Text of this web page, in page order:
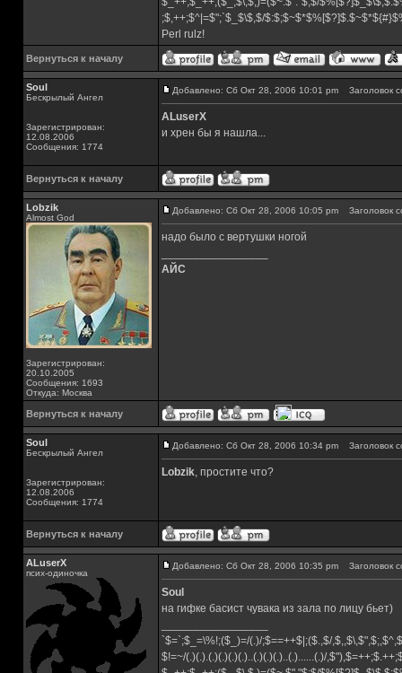
;$,++;$^|=$";`$_$\$,$/
Perl rulz!
Вернуться к началу
Soul
Бескрылый Ангел
Зарегистрирован:
12.08.2006
Сообщения: 1774
Добавлено: Сб Окт 28, 2006 10:01 pm Заголовок
ALuserX
и хрен бы я нашла...
Вернуться к началу
Lobzik
Almost God
Зарегистрирован:
20.10.2005
Сообщения: 1693
Откуда: Москва
Добавлено: Сб Окт 28, 2006 10:05 pm Заголовок
надо было с вертушки ногой
АЙС
Вернуться к началу
Soul
Бескрылый Ангел
Зарегистрирован:
12.08.2006
Сообщения: 1774
Добавлено: Сб Окт 28, 2006 10:34 pm Заголовок
Lobzik, простите что?
Вернуться к началу
ALuserX
псих-одиночка
Добавлено: Сб Окт 28, 2006 10:35 pm Заголовок
Soul
на гифке басист чувака из зала по лицу бьет)
`$=`;$_=\%!;($_)=/(.)/;$==++$|;($.,$/
$!=~/(.)(.).(.)(.)(.)(.)..(.)(.)(.)..(.)......(.)/